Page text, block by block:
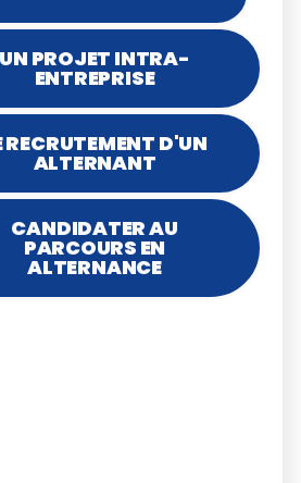
visés entre 2 et 4 fois
à une formation présentielle qui
Pourquoi ? Les modules e-
transmises à
à distance, les apprenants
risquent de « décrocher », ce
d’abandon élevé plus
formation à distance qu’en
et synthèse du contenu sont les
ce danger et concevoir des
Ce qu’il faut retenir, c’est
e-learning fait partie
pédagogiques pour que ceux-
rentables. Autres cas de
produits en rapid
conseillée est encore plus
environ pour une mise en forme
de modules e-learning
de privilégier des écrans
visuels d’illustration, afin de
un minimum de temps.
UN PROJET INTRA-
ENTREPRISE
RECRUTEMENT D'UN
ALTERNANT
CANDIDATER AU
PARCOURS EN
ALTERNANCE